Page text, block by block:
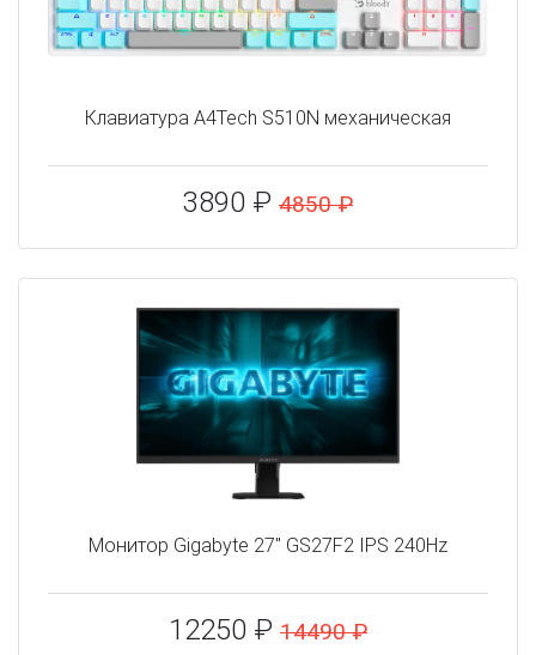
Клавиатура A4Tech S510N механическая
3890 ₽ 4850 ₽
Монитор Gigabyte 27" GS27F2 IPS 240Hz
12250 ₽ 14490 ₽